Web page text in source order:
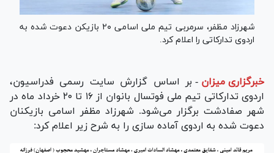
شهرزاد مظفر، سرمربی تیم ملی اسامی ۲۰ بازیکن دعوت شده به
اردوی تدارکاتی را اعلام کرد.
خبرگزاری میزان - بر اساس گزارش سایت رسمی فدراسیون،
اردوی تدارکاتی تیم ملی فوتسال بانوان از ۱۶ تا ۲۰ خرداد ماه در
شهر صفادشت برگزار می‌شود. شهرزاد مظفر اسامی بازیکنان
دعوت شده به اردوی آماده سازی را به شرح زیر اعلام کرد: